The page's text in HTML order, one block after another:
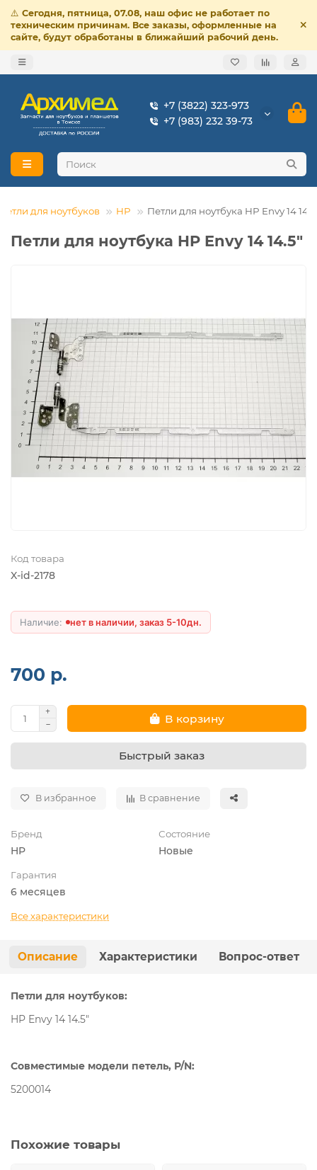
⚠️ Сегодня, пятница, 07.08, наш офис не работает по
техническим причинам. Все заказы, оформленные на
сайте, будут обработаны в ближайший рабочий день.
+7 (3822) 323-973
+7 (983) 232 39-73
для ноутбуков HP Петли для ноутбука HP Envy 14
Петли для ноутбука HP Envy 14 14.5"
Код товара
X-id-2178
нет в наличии, заказ 5-10дн.
700 р.
В корзину
Быстрый заказ
В избранное В сравнение
Бренд
HP
Состояние
Новые
Гарантия
6 месяцев
Все характеристики
Описание Характеристики Вопрос-ответ
Петли для ноутбуков:
HP Envy 14 14.5"
Совместимые модели петель, P/N:
5200014
Похожие товары